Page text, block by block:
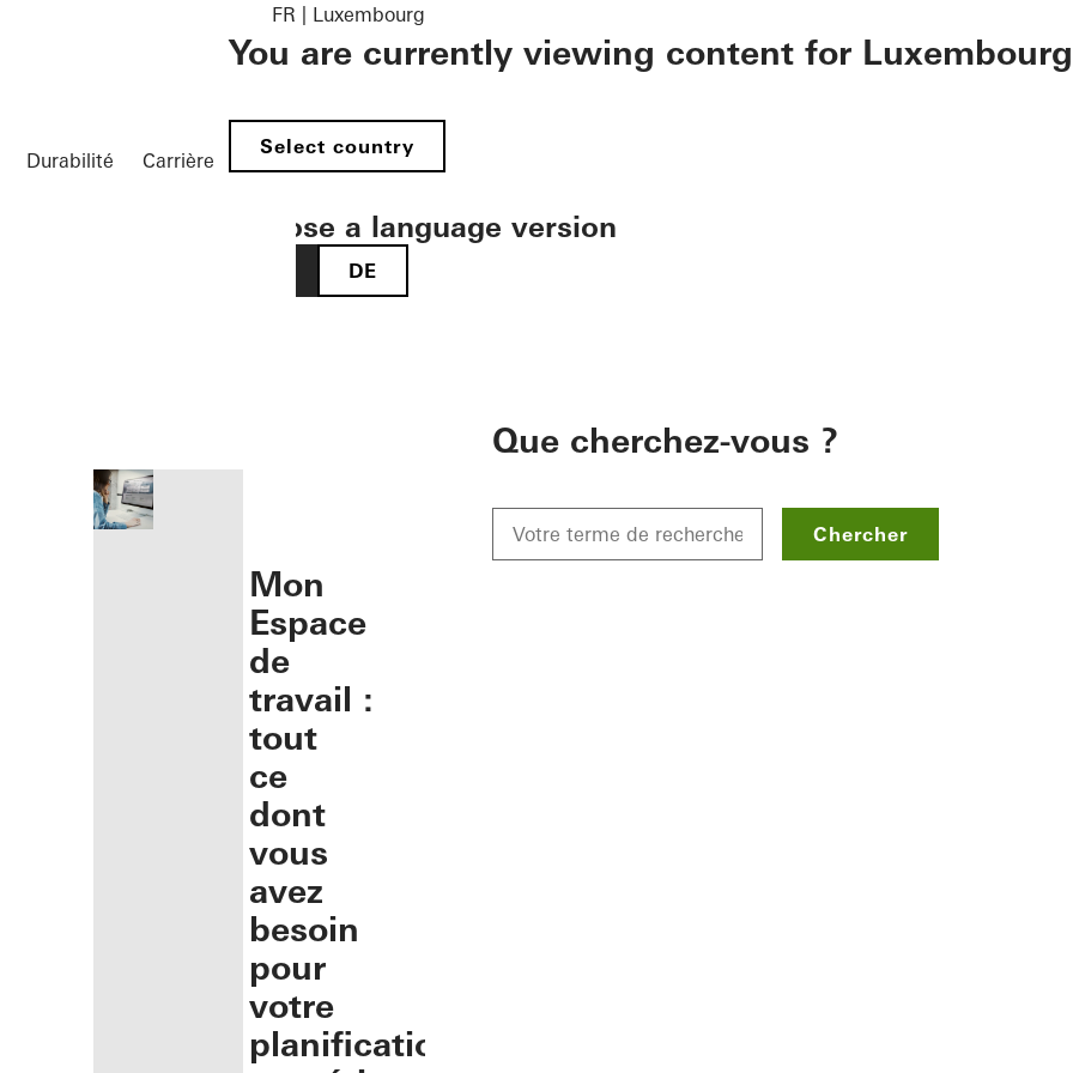
Durabilité Carrière
FR | Luxembourg
You are currently viewing content for Luxembourg
Select country
Choose a language version
DE
Mon
Espace
de
travail :
tout
ce
dont
vous
avez
besoin
pour
votre
planification
Que cherchez-vous ?
Chercher